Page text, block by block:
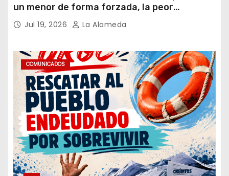
un menor de forma forzada, la peor
hipótesis es trata, y así debe seguir
caratulado el caso Loan”
Jul 19, 2026 La Alameda
COMUNICADOS